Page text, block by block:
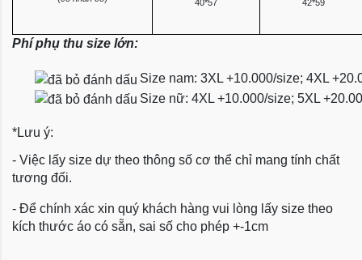
40*57 42*59
Phí phụ thu size lớn:
Size nam: 3XL +10.000/size; 4XL
Size nữ: 4XL +10.000/size; 5XL
*Lưu ý:
- Việc lấy size dự theo thông số cơ thể chỉ mang tính chất
tương đối.
- Để chính xác xin quý khách hàng vui lòng lấy size theo
kích thước áo có sẵn, sai số cho phép +-1cm